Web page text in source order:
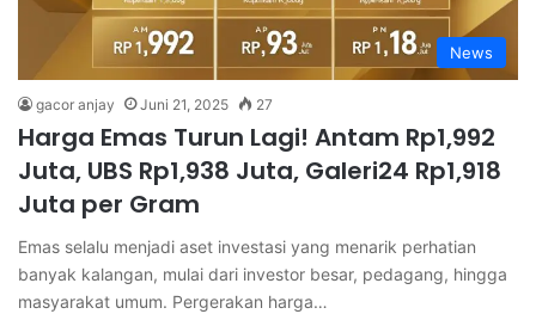
News
gacor anjay Juni 21, 2025 27
Harga Emas Turun Lagi! Antam Rp1,992
Juta, UBS Rp1,938 Juta, Galeri24 Rp1,918
Juta per Gram
Emas selalu menjadi aset investasi yang menarik perhatian
banyak kalangan, mulai dari investor besar, pedagang, hingga
masyarakat umum. Pergerakan harga…